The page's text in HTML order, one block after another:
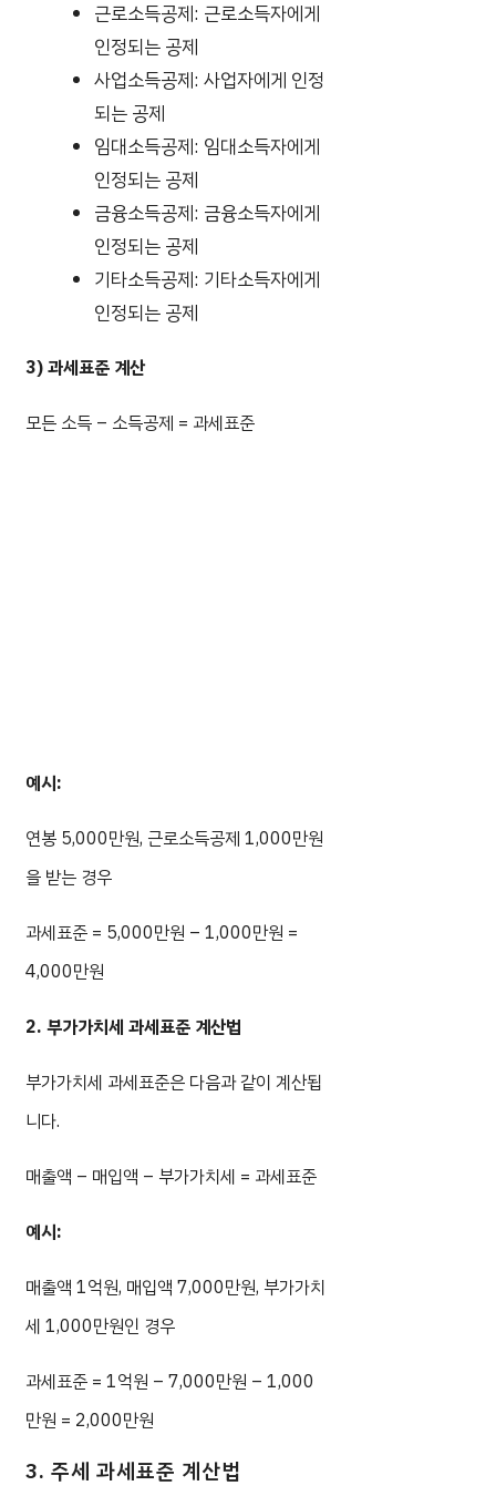
근로소득공제: 근로소득자에게
인정되는 공제
사업소득공제: 사업자에게 인정
되는 공제
임대소득공제: 임대소득자에게
인정되는 공제
금융소득공제: 금융소득자에게
인정되는 공제
기타소득공제: 기타소득자에게
인정되는 공제
3) 과세표준 계산
모든 소득 – 소득공제 = 과세표준
예시:
연봉 5,000만원, 근로소득공제 1,000만원
을 받는 경우
과세표준 = 5,000만원 – 1,000만원 =
4,000만원
2. 부가가치세 과세표준 계산법
부가가치세 과세표준은 다음과 같이 계산됩
니다.
매출액 – 매입액 – 부가가치세 = 과세표준
예시:
매출액 1억원, 매입액 7,000만원, 부가가치
세 1,000만원인 경우
과세표준 = 1억원 – 7,000만원 – 1,000
만원 = 2,000만원
3. 주세 과세표준 계산법